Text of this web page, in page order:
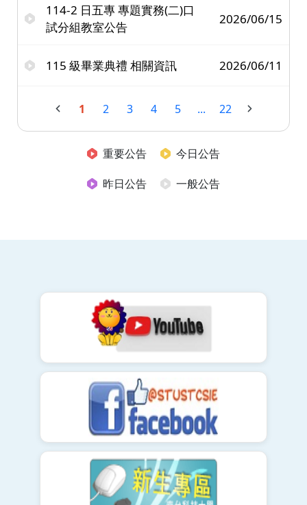
114-2 日五專 專題實務(二)口
試分組教室公告
2026/06/15
115 級畢業典禮 相關資訊 2026/06/11
1 2 3 4 5 ... 22
重要公告
今日公告
昨日公告
一般公告